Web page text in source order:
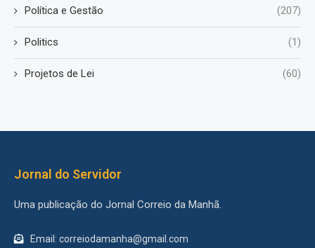
Política e Gestão (207)
Politics (1)
Projetos de Lei (60)
Jornal do Servidor
Uma publicação do Jornal Correio da Manhã.
Email: correiodamanha@gmail.com